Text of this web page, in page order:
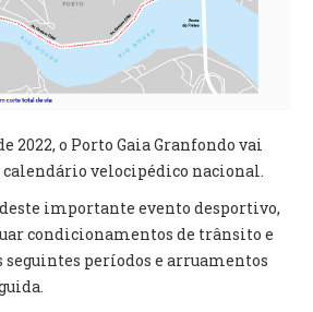
2022, o Porto Gaia Granfondo vai
calendário velocipédico nacional.
importante evento desportivo,
condicionamentos de trânsito e
períodos e arruamentos